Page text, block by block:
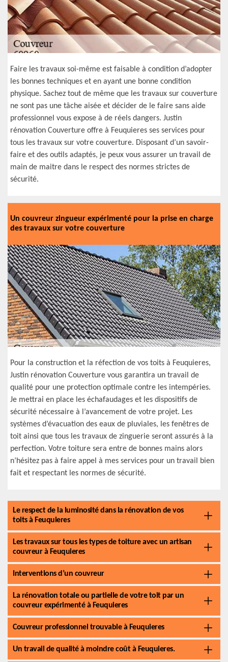
Faire les travaux soi-même est faisable à condition d’adopter
les bonnes techniques et en ayant une bonne condition
physique. Sachez tout de même que les travaux sur couverture
ne sont pas une tâche aisée et décider de le faire sans aide
professionnel vous expose à de réels dangers. Justin
rénovation Couverture offre à Feuquieres ses services pour
tous les travaux sur votre couverture. Disposant d’un savoir-
faire et des outils adaptés, je peux vous assurer un travail de
main de maitre dans le respect des normes strictes de
sécurité.
Un couvreur zingueur expérimenté pour la prise en charge
des travaux sur votre couverture
Pour la construction et la réfection de vos toits à Feuquieres,
Justin rénovation Couverture vous garantira un travail de
qualité pour une protection optimale contre les intempéries.
Je mettrai en place les échafaudages et les dispositifs de
sécurité nécessaire à l’avancement de votre projet. Les
systèmes d’évacuation des eaux de pluviales, les fenêtres de
toit ainsi que tous les travaux de zinguerie seront assurés à la
perfection. Votre toiture sera entre de bonnes mains alors
n’hésitez pas à faire appel à mes services pour un travail bien
fait et respectant les normes de sécurité.
Le respect de la luminosité dans la rénovation de vos
toits à Feuquieres
Les travaux sur tous les types de toiture avec un artisan
couvreur à Feuquieres
Interventions d’un couvreur
La rénovation totale ou partielle de votre toit par un
couvreur expérimenté à Feuquieres
Couvreur professionnel trouvable à Feuquieres
Un travail de qualité à moindre coût à Feuquieres.